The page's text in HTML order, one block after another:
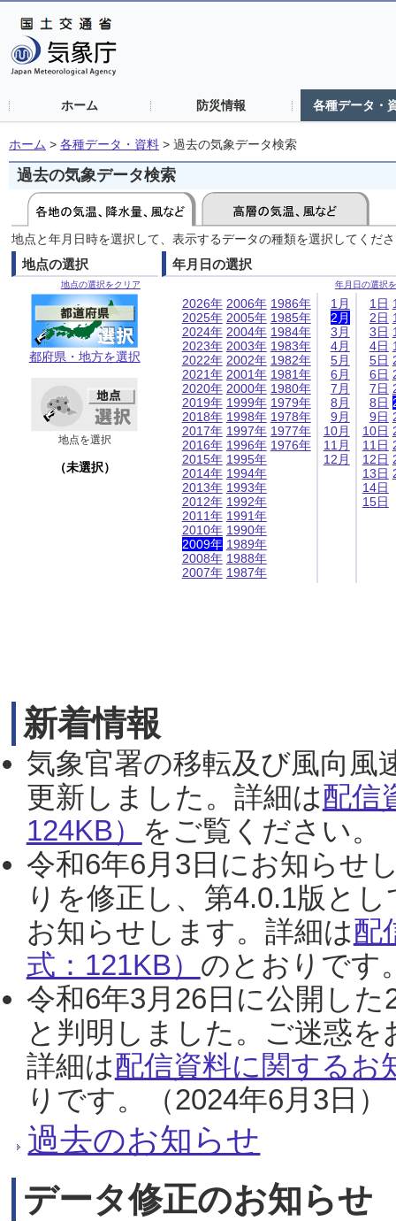
ホーム 防災情報 各種データ・
ホーム > 各種データ・資料 > 過去の気象データ検索
過去の気象データ検索
地点と年月日時を選択して、表示するデータの種類を選択してくだ
地点の選択
地点の選択をクリア
都府県・地方を選択
地点を選択
（未選択）
年月日の選択
年月日の選択
2026年
2025年
2024年
2023年
2022年
2021年
2020年
2019年
2018年
2017年
2016年
2015年
2014年
2013年
2012年
2011年
2010年
2009年
2008年
2007年
2006年
2005年
2004年
2003年
2002年
2001年
2000年
1999年
1998年
1997年
1996年
1995年
1994年
1993年
1992年
1991年
1990年
1989年
1988年
1987年
1986年
1985年
1984年
1983年
1982年
1981年
1980年
1979年
1978年
1977年
1976年
1月
2月
3月
4月
5月
6月
7月
8月
9月
10月
11月
12月
1日
2日
3日
4日
5日
6日
7日
8日
9日
10日
11日
12日
13日
14日
15日
新着情報
気象官署の移転及び風向風
更新しました。詳細は配信
124KB） をご覧ください。
令和6年6月3日にお知らせ
りを修正し、第4.0.1版と
お知らせします。詳細は配
式：121KB） のとおりです
令和6年3月26日に公開し
と判明しました。ご迷惑
詳細は配信資料に関するお
りです。（2024年6月3日）
過去のお知らせ
データ修正のお知らせ